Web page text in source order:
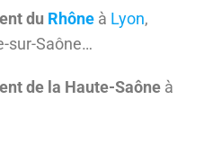
du Rhône à Lyon,
sur-Saône…
de la Haute-Saône à